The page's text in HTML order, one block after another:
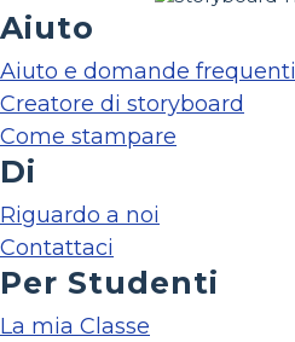
Aiuto
Aiuto e domande frequenti
Creatore di storyboard
Come stampare
Di
Riguardo a noi
Contattaci
Per Studenti
La mia Classe